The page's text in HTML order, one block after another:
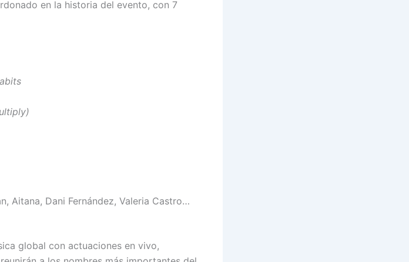
en la historia del evento, con 7
Aitana, Dani Fernández, Valeria Castro…
global con actuaciones en vivo,